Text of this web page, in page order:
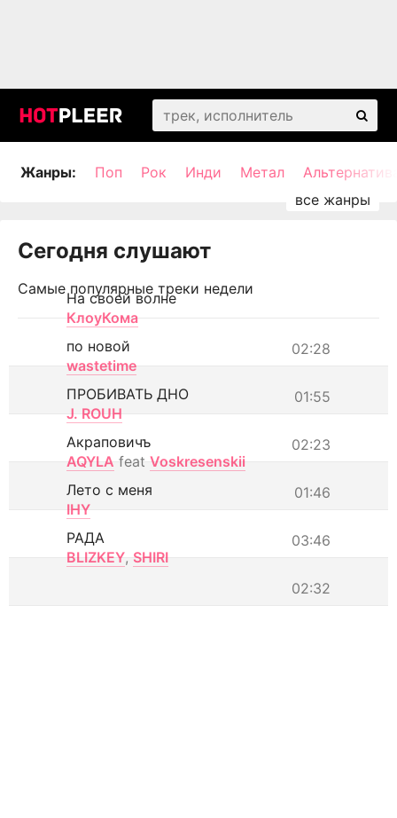
Жанры: Поп Рок Инди Метал
Сегодня слушают
Самые популярные треки недели
На своей волне
КлоуКома
02:28
по новой
wastetime
01:55
ПРОБИВАТЬ ДНО
J. ROUH
02:23
Акраповичъ
AQYLA feat Voskresenskii
01:46
Лето с меня
IHY
03:46
РАДА
BLIZKEY, SHIRI
02:32